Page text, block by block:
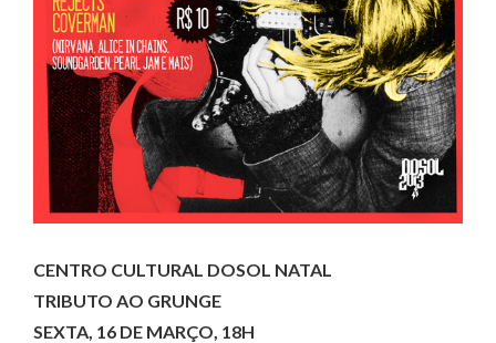
CENTRO CULTURAL DOSOL NATAL
TRIBUTO AO GRUNGE
SEXTA, 16 DE MARÇO, 18H